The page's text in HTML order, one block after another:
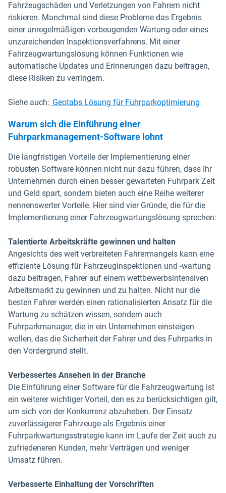
Fahrzeugschäden und Verletzungen von Fahrern nicht
riskieren. Manchmal sind diese Probleme das Ergebnis
einer unregelmäßigen vorbeugenden Wartung oder eines
unzureichenden Inspektionsverfahrens. Mit einer
Fahrzeugwartungslösung können Funktionen wie
automatische Updates und Erinnerungen dazu beitragen,
diese Risiken zu verringern.
Siehe auch: Geotabs Lösung für Fuhrparkoptimierung
Warum sich die Einführung einer
Fuhrparkmanagement-Software lohnt
Die langfristigen Vorteile der Implementierung einer
robusten Software können nicht nur dazu führen, dass Ihr
Unternehmen durch einen besser gewarteten Fuhrpark Zeit
und Geld spart, sondern bieten auch eine Reihe weiterer
nennenswerter Vorteile. Hier sind vier Gründe, die für die
Implementierung einer Fahrzeugwartungslösung sprechen:
Talentierte Arbeitskräfte gewinnen und halten
Angesichts des weit verbreiteten Fahrermangels kann eine
effiziente Lösung für Fahrzeuginspektionen und -wartung
dazu beitragen, Fahrer auf einem wettbewerbsintensiven
Arbeitsmarkt zu gewinnen und zu halten. Nicht nur die
besten Fahrer werden einen rationalisierten Ansatz für die
Wartung zu schätzen wissen, sondern auch
Fuhrparkmanager, die in ein Unternehmen einsteigen
wollen, das die Sicherheit der Fahrer und des Fuhrparks in
den Vordergrund stellt.
Verbessertes Ansehen in der Branche
Die Einführung einer Software für die Fahrzeugwartung ist
ein weiterer wichtiger Vorteil, den es zu berücksichtigen gilt,
um sich von der Konkurrenz abzuheben. Der Einsatz
zuverlässigerer Fahrzeuge als Ergebnis einer
Fuhrparkwartungsstrategie kann im Laufe der Zeit auch zu
zufriedeneren Kunden, mehr Verträgen und weniger
Umsatz führen.
Verbesserte Einhaltung der Vorschriften